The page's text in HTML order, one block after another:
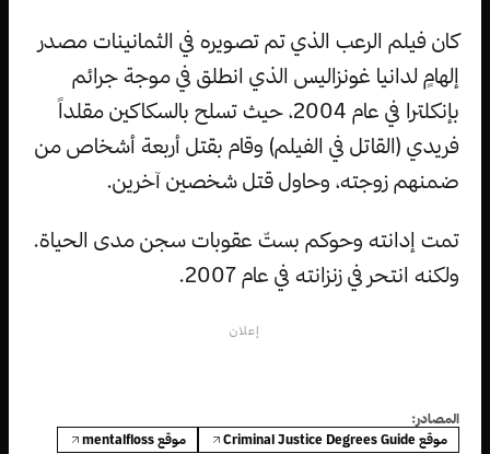
كان فيلم الرعب الذي تم تصويره في الثمانينات مصدر
إلهامٍ لدانيا غونزاليس الذي انطلق في موجة جرائم
بإنكلترا في عام 2004، حيث تسلح بالسكاكين مقلداً
فريدي (القاتل في الفيلم) وقام بقتل أربعة أشخاص من
ضمنهم زوجته، وحاول قتل شخصين آخرين.
تمت إدانته وحوكم بستّ عقوبات سجن مدى الحياة.
ولكنه انتحر في زنزانته في عام 2007.
إعلان
المصادر:
موقع Criminal Justice Degrees Guide
موقع mentalfloss